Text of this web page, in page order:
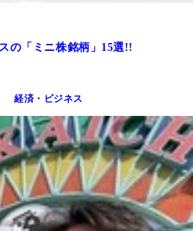
の「ミニ株銘柄」15選!!
経済・ビジネス